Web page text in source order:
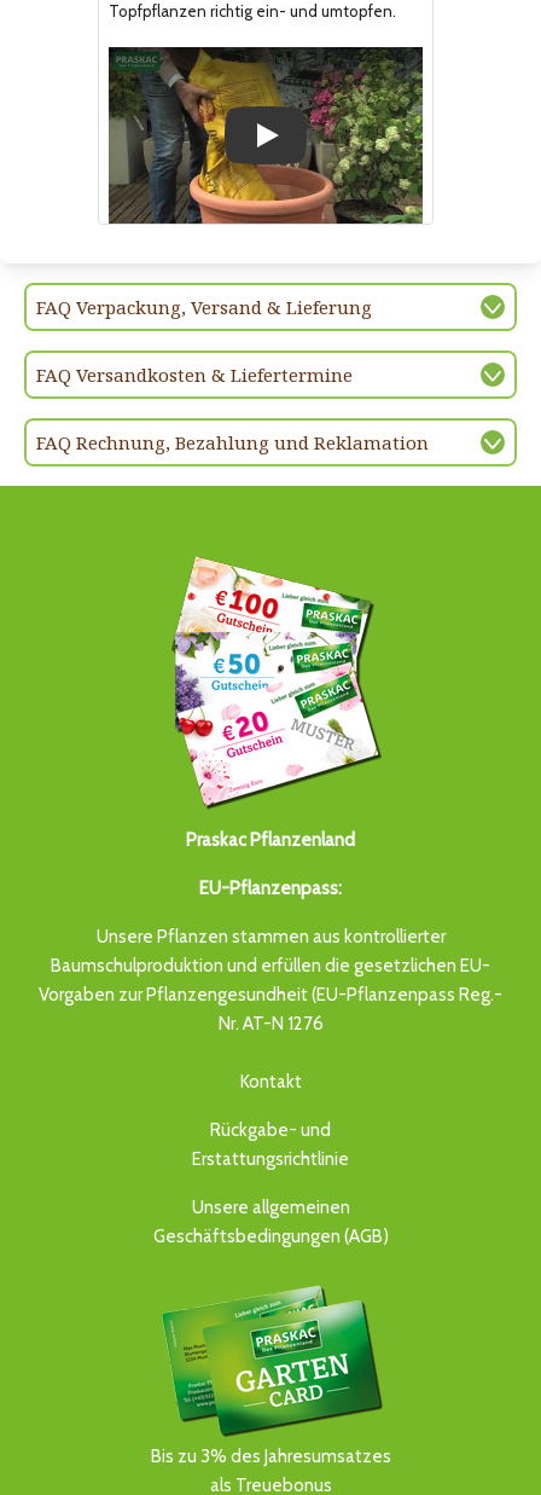
Topfpflanzen richtig ein- und umtopfen.
Play
FAQ Verpackung, Versand & Lieferung
FAQ Versandkosten & Liefertermine
FAQ Rechnung, Bezahlung und Reklamation
Praskac Pflanzenland
EU-Pflanzenpass:
Unsere Pflanzen stammen aus kontrollierter
Baumschulproduktion und erfüllen die gesetzlichen EU-
Vorgaben zur Pflanzengesundheit (EU-Pflanzenpass Reg.-
Nr. AT-N 1276
Kontakt
Rückgabe- und
Erstattungsrichtlinie
Unsere allgemeinen
Geschäftsbedingungen (AGB)
Bis zu 3% des Jahresumsatzes
als Treuebonus